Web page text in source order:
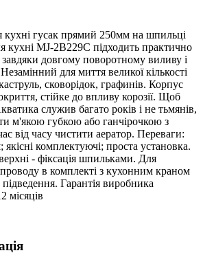
гусак прямий 250мм на шпильці
кухні MJ-2B229C підходить практично
довгому поворотному виливу і
для миття великої кількості
сковорідок, графинів. Корпус
стійке до впливу корозії. Щоб
служив багато років і не тьмянів,
м'якою губкою або ганчірочкою з
від часу чистити аератор. Переваги:
комплектуючі; проста установка.
- фіксація шпильками. Для
в комплекті з кухонним краном
Гарантія виробника
місяців